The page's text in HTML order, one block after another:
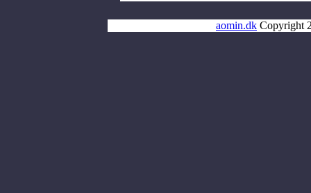
aomin.dk Copyright